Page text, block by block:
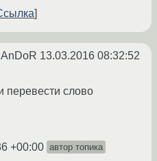
13.03.2016 08:32:52
перевести слово
+00:00 автор топика